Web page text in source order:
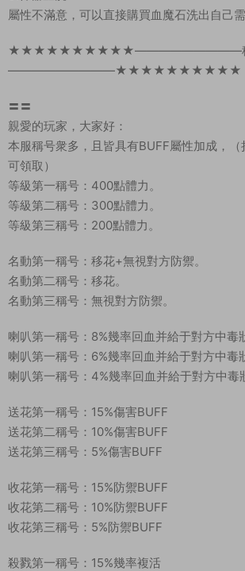
屬性不滿意，可以直接購買血魔石洗出自己
★★★★★★★★★★—————————稱
—————————★★★★★★★★★★
〓〓
親愛的玩家，大家好：
本服稱号衆多，且皆具有BUFF屬性加成，
可領取）
等級第一稱号：400點體力。
等級第二稱号：300點體力。
等級第三稱号：200點體力。
名動第一稱号：移花+無視對方防禦。
名動第二稱号：移花。
名動第三稱号：無視對方防禦。
喇叭第一稱号：8%幾率回血并給于對方中毒
喇叭第一稱号：6%幾率回血并給于對方中毒
喇叭第一稱号：4%幾率回血并給于對方中毒
送花第一稱号：15%傷害BUFF
送花第二稱号：10%傷害BUFF
送花第三稱号：5%傷害BUFF
收花第一稱号：15%防禦BUFF
收花第二稱号：10%防禦BUFF
收花第三稱号：5%防禦BUFF
殺戮第一稱号：15%幾率複活